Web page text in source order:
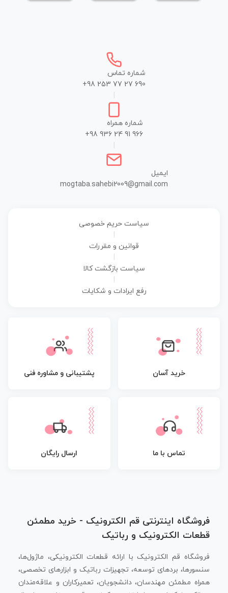
شماره تماس
+98 253 77 27 690
شماره همراه
+98 936 24 91 966
ایمیل
mogtaba.sahebi2009@gmail.com
سیاست حریم خصوصی
قوانین و مقررات
سیاست بازگشت کالا
رفع ایرادات و شکایات
خرید آسان پشتیبانی و مشاوره فنی
تماس با ما ارسال رایگان
فروشگاه اینترنتی قم الکترونیک - خرید مطمئن
قطعات الکترونیک و رباتیک
فروشگاه قم الکترونیک با ارائه قطعات الکترونیکی، ماژول‌ها،
سنسورها، بردهای توسعه، تجهیزات رباتیک و ابزارهای تخصصی،
همراه مطمئن مهندسان، دانشجویان، تعمیرکاران و علاقه‌مندان